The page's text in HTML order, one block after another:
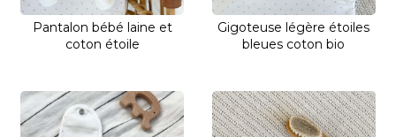
Pantalon bébé laine et
coton étoile
Gigoteuse légère étoiles
bleues coton bio